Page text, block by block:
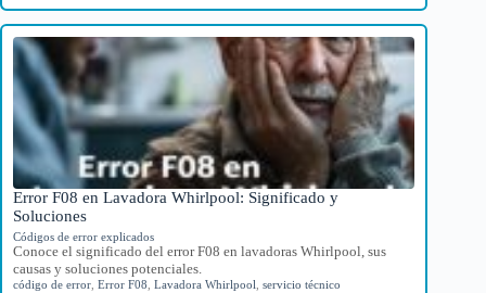
Error F08 en Lavadora Whirlpool: Significado y
Soluciones
Códigos de error explicados
Conoce el significado del error F08 en lavadoras Whirlpool, sus
causas y soluciones potenciales.
código de error Error F08 Lavadora Whirlpool servicio técnico